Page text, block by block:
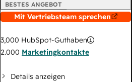
BESTES ANGEBOT
Mit Vertriebsteam sprechen
3,000 HubSpot-Guthaben
2.000 Marketingkontakte
Details anzeigen